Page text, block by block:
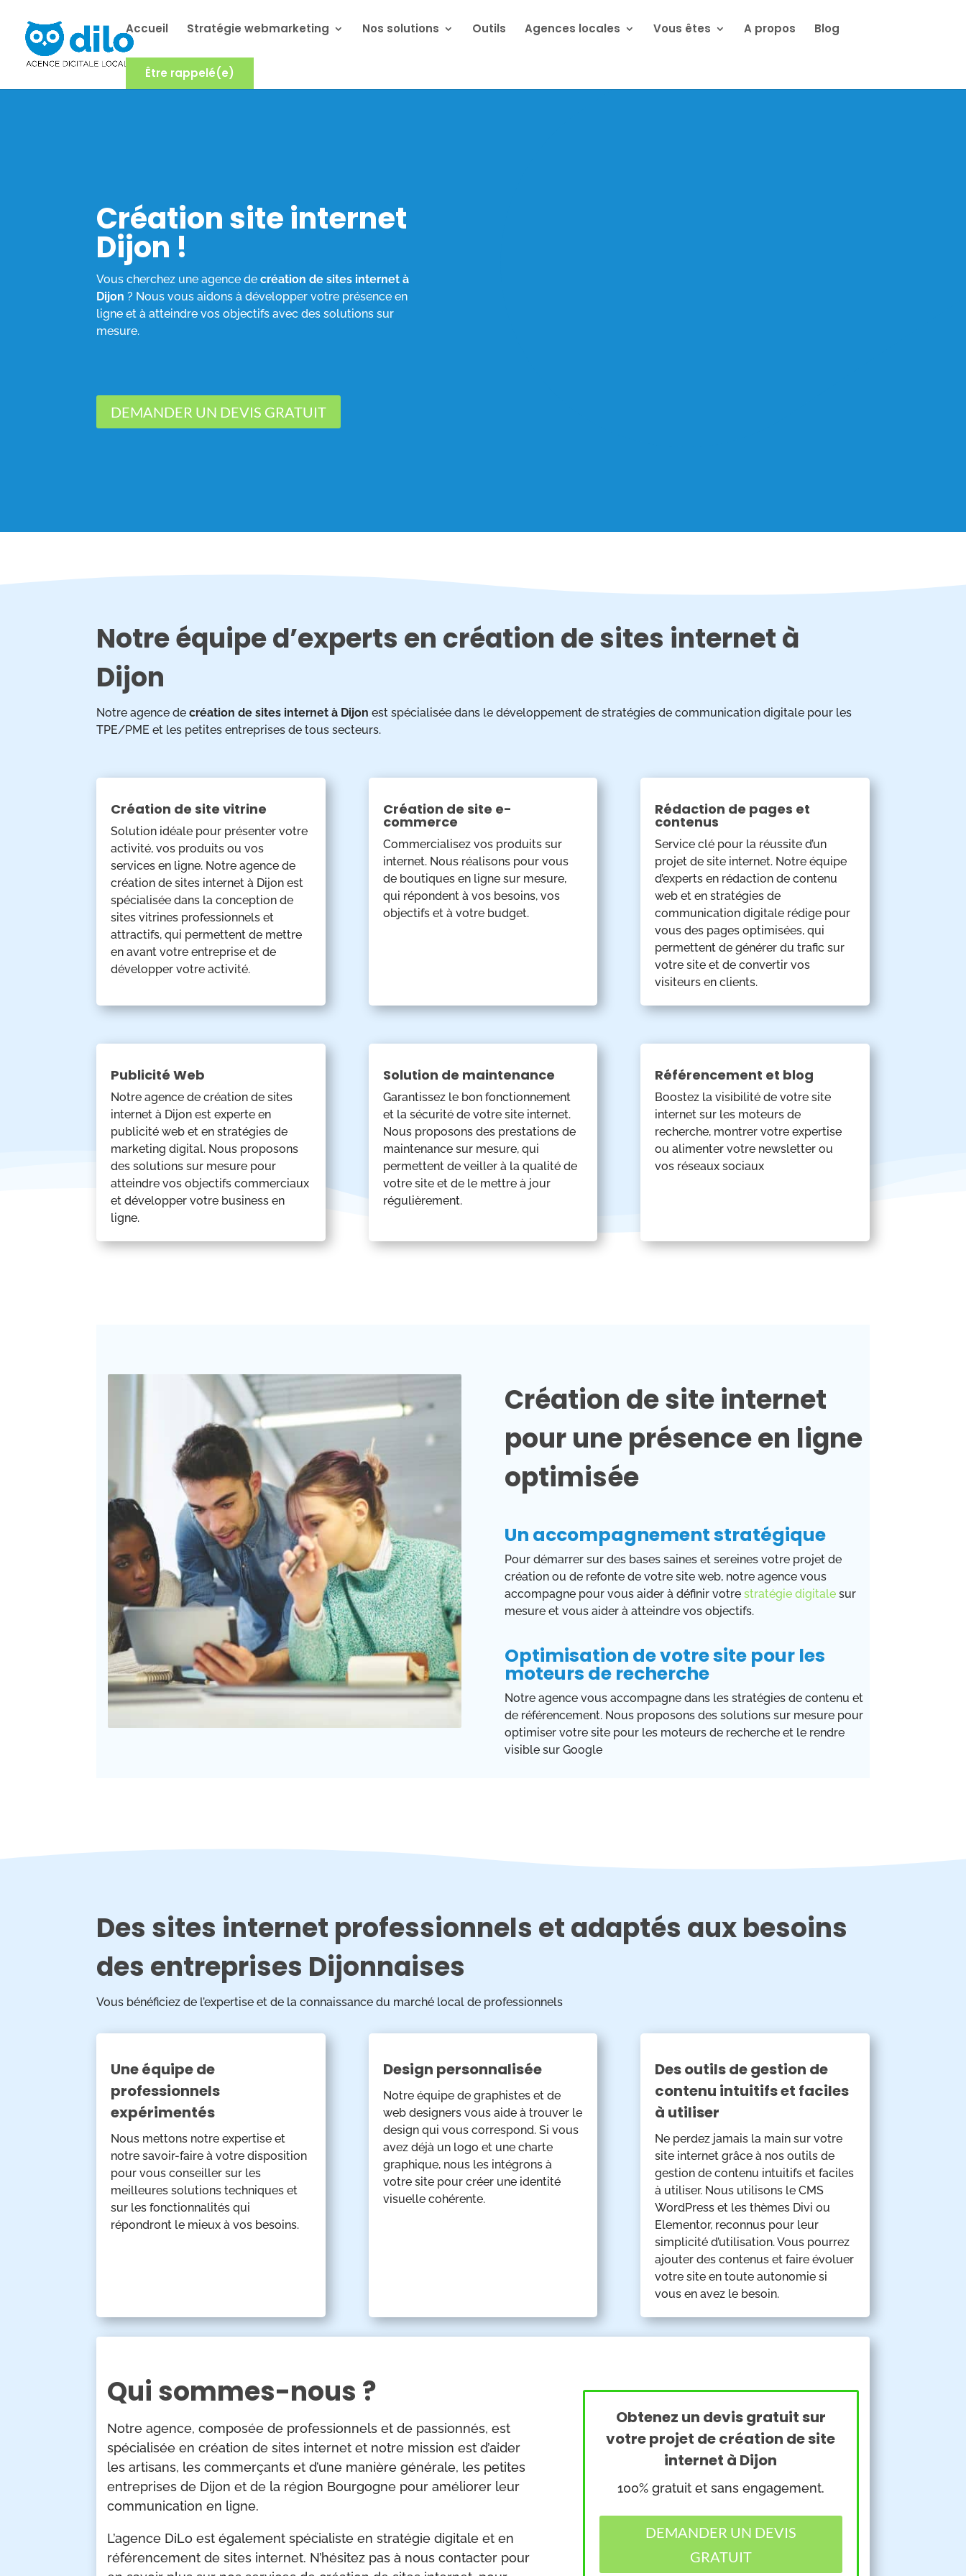
Accueil Stratégie webmarketing Nos solutions Outils Agences locales Vous êtes A propos Blog
Être rappelé(e)
Création site internet
Dijon !
Vous cherchez une agence decréation de sites internet à
Dijon? Nous vous aidons à développer votre présence en
ligne et à atteindre vos objectifs avec des solutions sur
mesure.
DEMANDER UN DEVIS GRATUIT
Notre équipe d’experts en création de sites internet à
Dijon
Notre agence decréation de sites internet à Dijon est spécialisée dans le développement de stratégies de communication digitale pour les
TPE/PME et les petites entreprises de tous secteurs.
Création de site vitrine
Solution idéale pour présenter votre
activité, vos produits ou vos
services en ligne. Notre agence de
création de sites internet à Dijon est
spécialisée dans la conception de
sites vitrines professionnels et
attractifs, qui permettent de mettre
en avant votre entreprise et de
développer votre activité.
Création de site e-
commerce
Commercialisez vos produits sur
internet. Nous réalisons pour vous
de boutiques en ligne sur mesure,
qui répondent à vos besoins, vos
objectifs et à votre budget.
Rédaction de pages et
contenus
Service clé pour la réussite d’un
projet de site internet. Notre équipe
d’experts en rédaction de contenu
web et en stratégies de
communication digitale rédige pour
vous des pages optimisées, qui
permettent de générer du trafic sur
votre site et de convertir vos
visiteurs en clients.
Publicité Web
Notre agence de création de sites
internet à Dijon est experte en
publicité web et en stratégies de
marketing digital. Nous proposons
des solutions sur mesure pour
atteindre vos objectifs commerciaux
et développer votre business en
ligne.
Solution de maintenance
Garantissez le bon fonctionnement
et la sécurité de votre site internet.
Nous proposons des prestations de
maintenance sur mesure, qui
permettent de veiller à la qualité de
votre site et de le mettre à jour
régulièrement.
Référencement et blog
Boostez la visibilité de votre site
internet sur les moteurs de
recherche, montrer votre expertise
ou alimenter votre newsletter ou
vos réseaux sociaux
Création de site internet
pour une présence en ligne
optimisée
Un accompagnement stratégique
Pour démarrer sur des bases saines et sereines votre projet de
création ou de refonte de votre site web, notre agence vous
accompagne pour vous aider à définir votre stratégie digitalesur
mesure et vous aider à atteindre vos objectifs.
Optimisation de votre site pour les
moteurs de recherche
Notre agence vous accompagne dans les stratégies de contenu et
de référencement. Nous proposons des solutions sur mesure pour
optimiser votre site pour les moteurs de recherche et le rendre
visible sur Google
Des sites internet professionnels et adaptés aux besoins
des entreprises Dijonnaises
Vous bénéficiez de l’expertise et de la connaissance du marché local de professionnels
Une équipe de
professionnels
expérimentés
Nous mettons notre expertise et
notre savoir-faire à votre disposition
pour vous conseiller sur les
meilleures solutions techniques et
sur les fonctionnalités qui
répondront le mieux à vos besoins.
Design personnalisée
Notre équipe de graphistes et de
web designers vous aide à trouver le
design qui vous correspond. Si vous
avez déjà un logo et une charte
graphique, nous les intégrons à
votre site pour créer une identité
visuelle cohérente.
Des outils de gestion de
contenu intuitifs et faciles
à utiliser
Ne perdez jamais la main sur votre
site internet grâce à nos outils de
gestion de contenu intuitifs et faciles
à utiliser. Nous utilisons le CMS
WordPress et les thèmes Divi ou
Elementor, reconnus pour leur
simplicité d’utilisation. Vous pourrez
ajouter des contenus et faire évoluer
votre site en toute autonomie si
vous en avez le besoin.
Qui sommes-nous ?
Notre agence, composée de professionnels et de passionnés, est
spécialisée en création de sites internet et notre mission est d’aider
les artisans, les commerçants et d’une manière générale, les petites
entreprises de Dijon et de la région Bourgogne pour améliorer leur
communication en ligne.
L’agence DiLo est également spécialiste en stratégie digitale et en
référencement de sites internet. N’hésitez pas à nous contacter pour
Obtenez un devis gratuit sur
votre projet de création de site
internet à Dijon
100% gratuit et sans engagement.
DEMANDER UN DEVIS
GRATUIT